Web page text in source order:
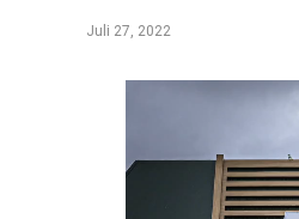
Juli 27, 2022